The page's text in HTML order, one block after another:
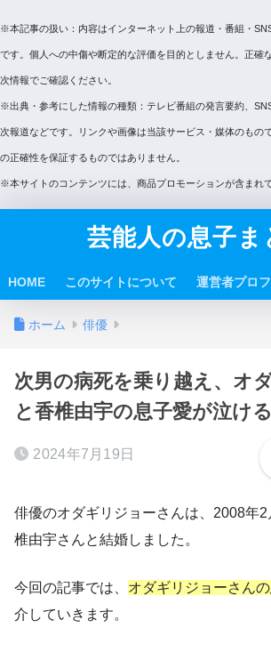
※本記事の扱い：内容はインターネット上の報道・番組・
です。個人への中傷や断定的な評価を目的としません。正確
次情報でご確認ください。
※出典・参考にした情報の種類：テレビ番組の発言要約、
次報道などです。リンクや画像は当該サービス・媒体のもの
の正確性を保証するものではありません。
※本サイトのコンテンツには、商品プロモーションが含まれて
芸能人の息子ま
HOME このサイトについて 運営者プロ
ホーム 俳優
次男の病死を乗り越え、オ
と香椎由宇の息子愛が泣け
2024年7月19日
俳優のオダギリジョーさんは、2008年
椎由宇さんと結婚しました。
今回の記事では、 オダギリジョーさん
介していきます。